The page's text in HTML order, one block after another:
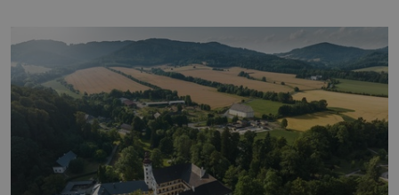
Je to opravdu tak, s věkem jako kdyby se paměť
rozhodla stávkovat. Cvičte